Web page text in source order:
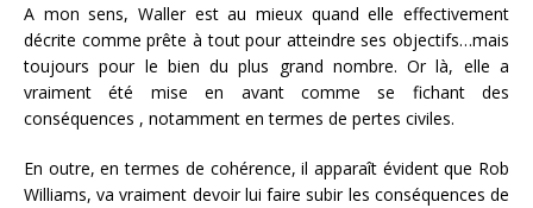
A mon sens, Waller est au mieux quand elle effectivement
décrite comme prête à tout pour atteindre ses objectifs…mais
toujours pour le bien du plus grand nombre. Or là, elle a
vraiment été mise en avant comme se fichant des
conséquences , notamment en termes de pertes civiles.
En outre, en termes de cohérence, il apparaît évident que Rob
Williams, va vraiment devoir lui faire subir les conséquences de